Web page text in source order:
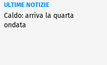
ULTIME NOTIZIE
Caldo: arriva la quarta
ondata